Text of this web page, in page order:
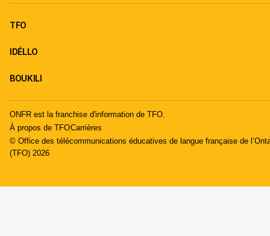
TFO
IDÉLLO
BOUKILI
ONFR est la franchise d'information de TFO.
À propos de TFOCarrières
© Office des télécommunications éducatives de langue française de
(TFO) 2026